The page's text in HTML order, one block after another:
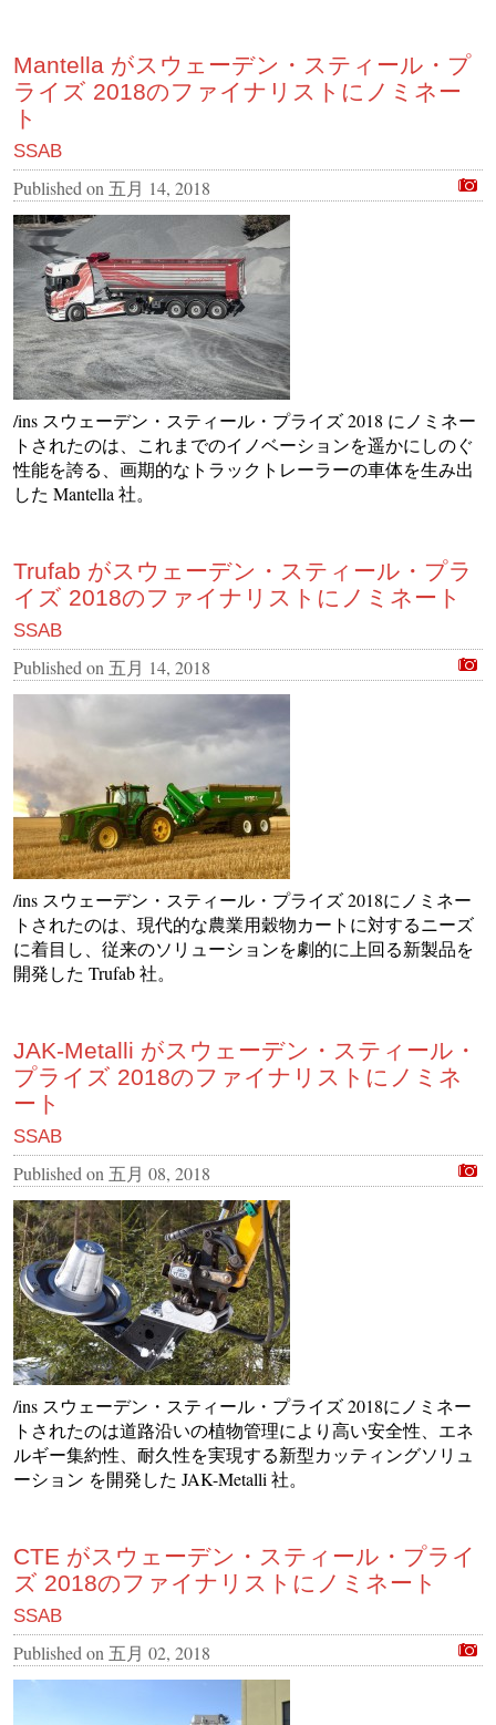
Mantella がスウェーデン・スティール・プ
ライズ 2018のファイナリストにノミネー
ト
SSAB
Published on 五月 14, 2018
/ins スウェーデン・スティール・プライズ 2018 にノミネー
トされたのは、これまでのイノベーションを遥かにしのぐ
性能を誇る、画期的なトラックトレーラーの車体を生み出
した Mantella 社。
Trufab がスウェーデン・スティール・プラ
イズ 2018のファイナリストにノミネート
SSAB
Published on 五月 14, 2018
/ins スウェーデン・スティール・プライズ 2018にノミネー
トされたのは、現代的な農業用穀物カートに対するニーズ
に着目し、従来のソリューションを劇的に上回る新製品を
開発した Trufab 社。
JAK-Metalli がスウェーデン・スティール・
プライズ 2018のファイナリストにノミネ
ート
SSAB
Published on 五月 08, 2018
/ins スウェーデン・スティール・プライズ 2018にノミネー
トされたのは道路沿いの植物管理により高い安全性、エネ
ルギー集約性、耐久性を実現する新型カッティングソリュ
ーション を開発した JAK-Metalli 社。
CTE がスウェーデン・スティール・プライ
ズ 2018のファイナリストにノミネート
SSAB
Published on 五月 02, 2018